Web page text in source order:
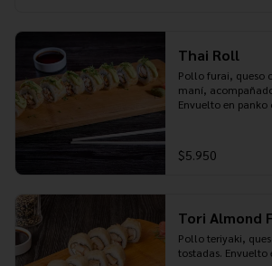
Thai Roll
Pollo furai, queso
maní,
Envuelto en panko
$5.950
Tori Almond
Pollo teriyaki,
tostadas. Envuelto